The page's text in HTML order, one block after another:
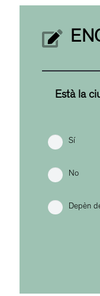
Està la
Sí
No
Depèn